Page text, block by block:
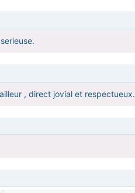
, direct jovial et respectueux.